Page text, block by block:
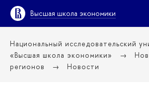
Высшая школа экономики
Национальный исследовательский
«Высшая школа экономики»
регионов
Новости